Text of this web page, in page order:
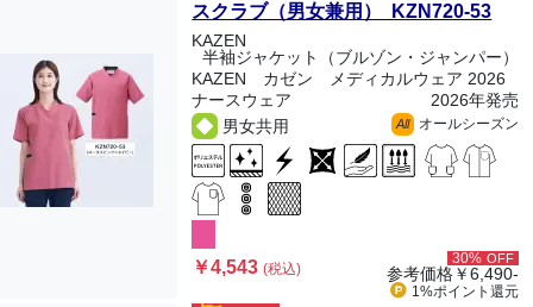
スクラブ（男女兼用） KZN720-53
KAZEN
半袖ジャケット（ブルゾン・ジャンパー）
KAZEN カゼン メディカルウェア 2026
ナースウェア
2026年発売
男女共用
All オールシーズン
￥4,543(税込)
30% OFF
参考価格￥6,490-
1%ポイント 還元